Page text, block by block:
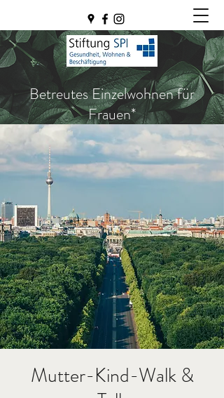
Betreutes Einzelwohnen für
Frauen*
Mutter-Kind-Walk &